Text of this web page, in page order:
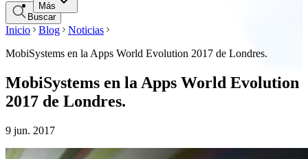
Más
Buscar
Inicio Blog
Noticias
MobiSystems en la Apps World Evolution 2017 de Londres.
MobiSystems en la Apps World Evolution
2017 de Londres.
9 jun. 2017